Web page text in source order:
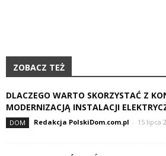
ZOBACZ TEŻ
DLACZEGO WARTO SKORZYSTAĆ Z
MODERNIZACJĄ INSTALACJI
DOM Redakcja PolskiDom.com.pl - 15 lipca